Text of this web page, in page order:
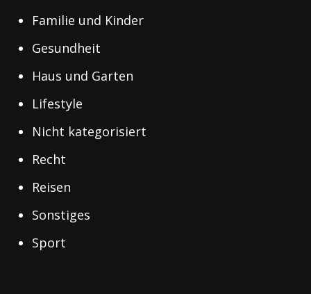
Familie und Kinder
Gesundheit
Haus und Garten
Lifestyle
Nicht kategorisiert
Recht
Reisen
Sonstiges
Sport